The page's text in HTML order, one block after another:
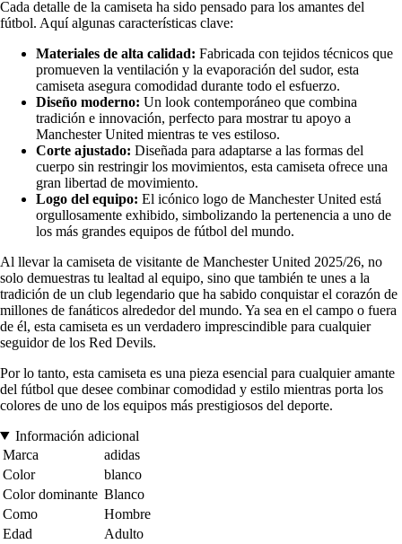
Cada detalle de la camiseta ha sido pensado para los amantes del
fútbol. Aquí algunas características clave:
Materiales de alta calidad: Fabricada con tejidos técnicos que
promueven la ventilación y la evaporación del sudor, esta
camiseta asegura comodidad durante todo el esfuerzo.
Diseño moderno: Un look contemporáneo que combina
tradición e innovación, perfecto para mostrar tu apoyo a
Manchester United mientras te ves estiloso.
Corte ajustado: Diseñada para adaptarse a las formas del
cuerpo sin restringir los movimientos, esta camiseta ofrece una
gran libertad de movimiento.
Logo del equipo: El icónico logo de Manchester United está
orgullosamente exhibido, simbolizando la pertenencia a uno de
los más grandes equipos de fútbol del mundo.
Al llevar la camiseta de visitante de Manchester United 2025/26, no
solo demuestras tu lealtad al equipo, sino que también te unes a la
tradición de un club legendario que ha sabido conquistar el corazón de
millones de fanáticos alrededor del mundo. Ya sea en el campo o fuera
de él, esta camiseta es un verdadero imprescindible para cualquier
seguidor de los Red Devils.
Por lo tanto, esta camiseta es una pieza esencial para cualquier amante
del fútbol que desee combinar comodidad y estilo mientras porta los
colores de uno de los equipos más prestigiosos del deporte.
Información adicional
Marca
adidas
Color
blanco
Color dominante Blanco
Como
Hombre
Edad
Adulto